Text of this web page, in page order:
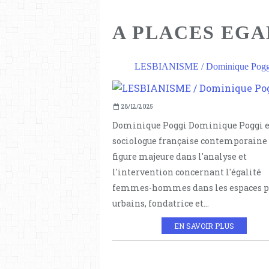
A PLACES
LESBIANISME / Dominique
28/12/2025
Dominique Poggi Dominique Poggi
sociologue française contemporaine
figure majeure dans l'analyse et
l'intervention concernant l'égalité
femmes-hommes dans les espaces
urbains, fondatrice et...
EN SAVOIR PLUS